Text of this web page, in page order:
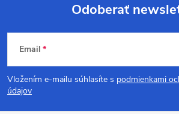
Z
á
p
Odoberať
Email
Vložením e-mailu súhlasíte s podmienkami
údajov